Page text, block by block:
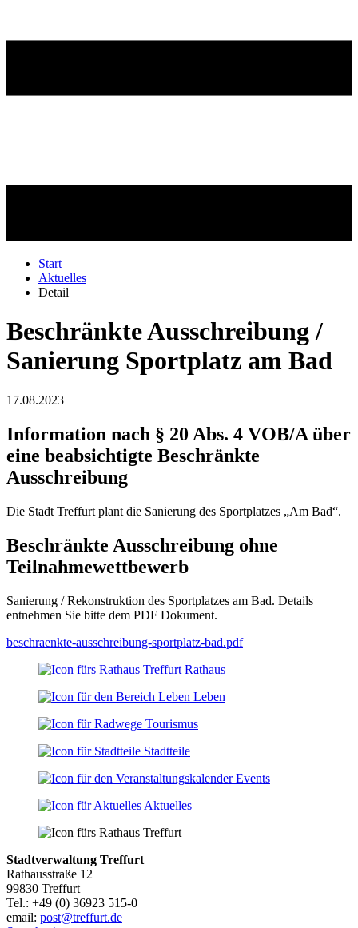
Start
Aktuelles
Detail
Beschränkte Ausschreibung /
Sanierung Sportplatz am Bad
17.08.2023
Information nach § 20 Abs. 4 VOB/A über
eine beabsichtigte Beschränkte
Ausschreibung
Die Stadt Treffurt plant die Sanierung des Sportplatzes „Am Bad“.
Beschränkte Ausschreibung ohne
Teilnahmewettbewerb
Sanierung / Rekonstruktion des Sportplatzes am Bad. Details
entnehmen Sie bitte dem PDF Dokument.
beschraenkte-ausschreibung-sportplatz-bad.pdf
Rathaus
Leben
Tourismus
Stadtteile
Events
Aktuelles
Stadtverwaltung Treffurt
Rathausstraße 12
99830 Treffurt
Tel.: +49 (0) 36923 515-0
email: post@treffurt.de